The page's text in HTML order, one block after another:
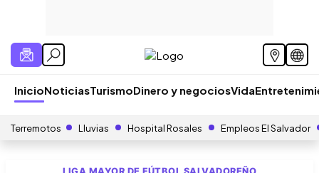
InicioNoticiasTurismoDinero y negociosVida
Terremotos Lluvias Hospital Rosales Empleos El Salvador